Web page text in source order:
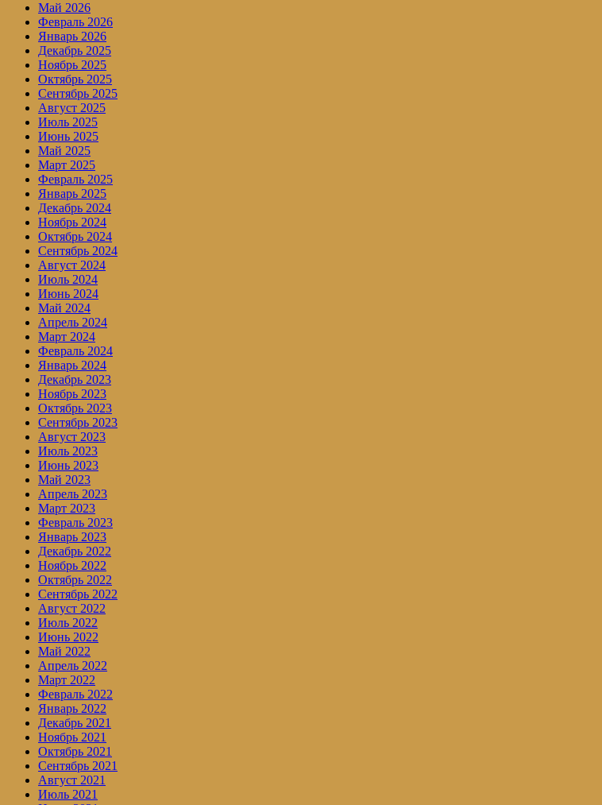
Май 2026
Февраль 2026
Январь 2026
Декабрь 2025
Ноябрь 2025
Октябрь 2025
Сентябрь 2025
Август 2025
Июль 2025
Июнь 2025
Май 2025
Март 2025
Февраль 2025
Январь 2025
Декабрь 2024
Ноябрь 2024
Октябрь 2024
Сентябрь 2024
Август 2024
Июль 2024
Июнь 2024
Май 2024
Апрель 2024
Март 2024
Февраль 2024
Январь 2024
Декабрь 2023
Ноябрь 2023
Октябрь 2023
Сентябрь 2023
Август 2023
Июль 2023
Июнь 2023
Май 2023
Апрель 2023
Март 2023
Февраль 2023
Январь 2023
Декабрь 2022
Ноябрь 2022
Октябрь 2022
Сентябрь 2022
Август 2022
Июль 2022
Июнь 2022
Май 2022
Апрель 2022
Март 2022
Февраль 2022
Январь 2022
Декабрь 2021
Ноябрь 2021
Октябрь 2021
Сентябрь 2021
Август 2021
Июль 2021